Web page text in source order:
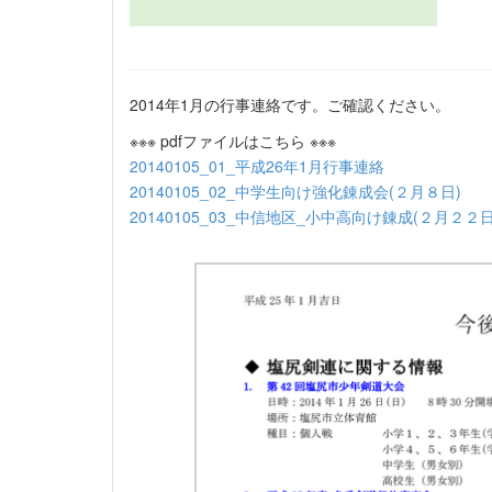
2014年1月の行事連絡です。ご確認ください。
※※※ pdfファイルはこちら ※※※
20140105_01_平成26年1月行事連絡
20140105_02_中学生向け強化錬成会(２月８日)
20140105_03_中信地区_小中高向け錬成(２月２２